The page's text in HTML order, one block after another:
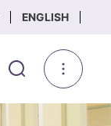
ENGLISH